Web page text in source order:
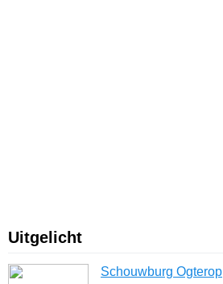
Uitgelicht
Schouwburg Ogterop